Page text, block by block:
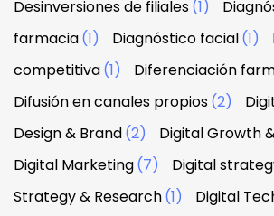
Desinversiones de filiales(1)
farmacia(1) Diagnóstico facial(1)
competitiva(1) Diferenciación
Difusión en canales propios(2)
Design & Brand(2) Digital Growth
Digital Marketing(7) Digital
Strategy & Research(1) Digital